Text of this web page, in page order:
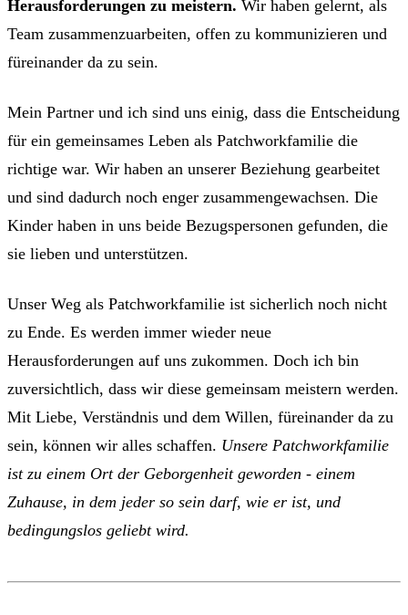
Herausforderungen zu meistern. Wir haben gelernt, als
Team zusammenzuarbeiten, offen zu kommunizieren und
füreinander da zu sein.
Mein Partner und ich sind uns einig, dass die Entscheidung
für ein gemeinsames Leben als Patchworkfamilie die
richtige war. Wir haben an unserer Beziehung gearbeitet
und sind dadurch noch enger zusammengewachsen. Die
Kinder haben in uns beide Bezugspersonen gefunden, die
sie lieben und unterstützen.
Unser Weg als Patchworkfamilie ist sicherlich noch nicht
zu Ende. Es werden immer wieder neue
Herausforderungen auf uns zukommen. Doch ich bin
zuversichtlich, dass wir diese gemeinsam meistern werden.
Mit Liebe, Verständnis und dem Willen, füreinander da zu
sein, können wir alles schaffen. Unsere Patchworkfamilie
ist zu einem Ort der Geborgenheit geworden - einem
Zuhause, in dem jeder so sein darf, wie er ist, und
bedingungslos geliebt wird.